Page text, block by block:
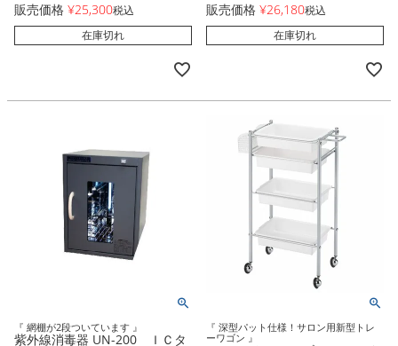
販売価格 ¥25,300税込
在庫切れ
販売価格 ¥26,180税込
在庫切れ
『 網棚が2段ついています 』
紫外線消毒器 UN-200 ＩＣタ
『 深型パット仕様！サロン用新型トレ
ーワゴン 』